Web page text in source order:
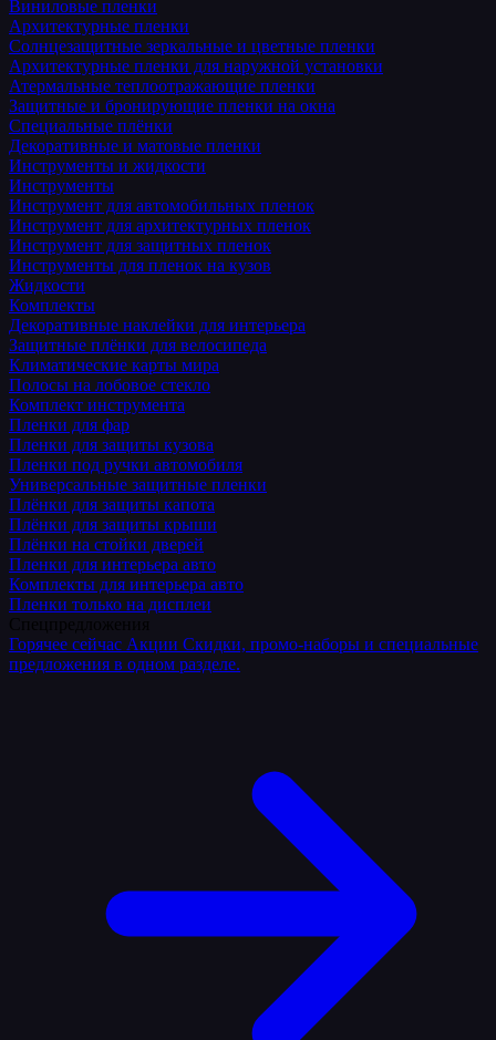
Виниловые пленки
Архитектурные пленки
Солнцезащитные зеркальные и цветные пленки
Архитектурные пленки для наружной установки
Атермальные теплоотражающие пленки
Защитные и бронирующие пленки на окна
Специальные плёнки
Декоративные и матовые пленки
Инструменты и жидкости
Инструменты
Инструмент для автомобильных пленок
Инструмент для архитектурных пленок
Инструмент для защитных пленок
Инструменты для пленок на кузов
Жидкости
Комплекты
Декоративные наклейки для интерьера
Защитные плёнки для велосипеда
Климатические карты мира
Полосы на лобовое стекло
Комплект инструмента
Пленки для фар
Пленки для защиты кузова
Пленки под ручки автомобиля
Универсальные защитные пленки
Плёнки для защиты капота
Плёнки для защиты крыши
Плёнки на стойки дверей
Пленки для интерьера авто
Комплекты для интерьера авто
Пленки только на дисплеи
Горячее сейчас Акции Скидки, промо-наборы и специальные
предложения в одном разделе.